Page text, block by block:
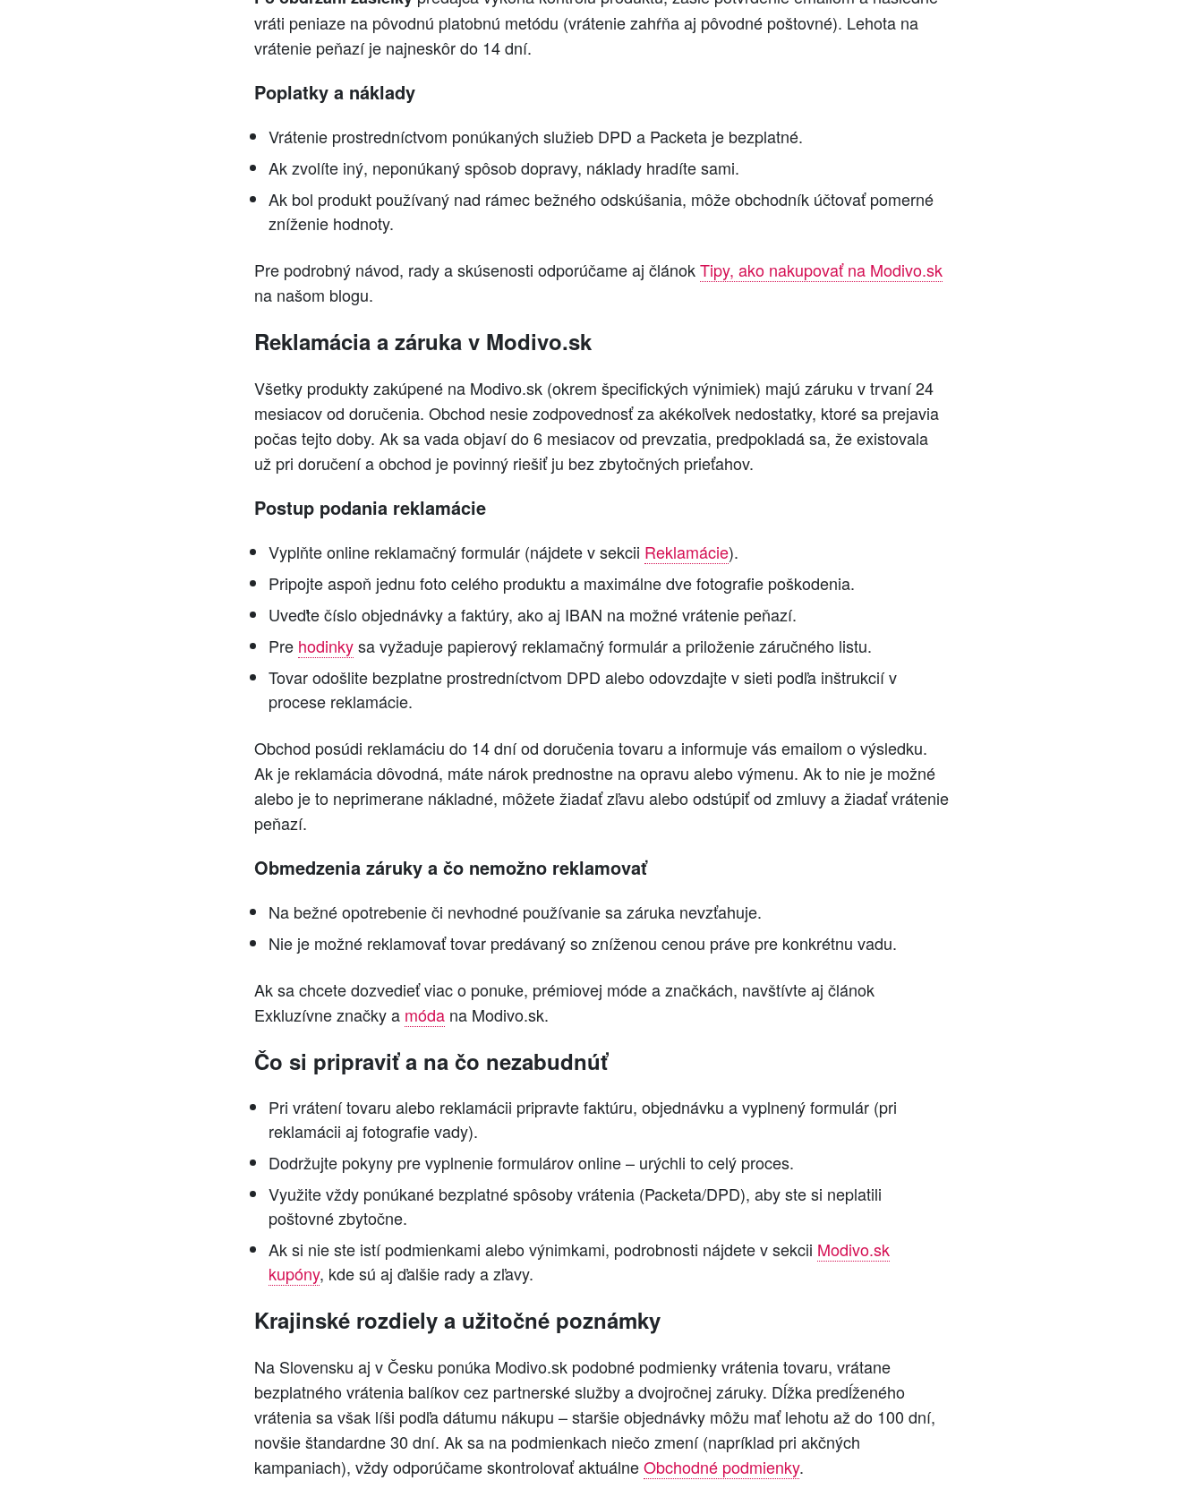
vráti peniaze na pôvodnú platobnú metódu (vrátenie zahŕňa aj pôvodné poštovné). Lehota na
vrátenie peňazí je najneskôr do 14 dní.
Poplatky a náklady
Vrátenie prostredníctvom ponúkaných služieb DPD a Packeta je bezplatné.
Ak zvolíte iný, neponúkaný spôsob dopravy, náklady hradíte sami.
Ak bol produkt používaný nad rámec bežného odskúšania, môže obchodník účtovať pomerné
zníženie hodnoty.
Pre podrobný návod, rady a skúsenosti odporúčame aj článokTipy, ako nakupovať na Modivo.sk
na našom blogu.
Reklamácia a záruka v Modivo.sk
Všetky produkty zakúpené na Modivo.sk (okrem špecifických výnimiek) majú záruku v trvaní 24
mesiacov od doručenia. Obchod nesie zodpovednosť za akékoľvek nedostatky, ktoré sa prejavia
počas tejto doby. Ak sa vada objaví do 6 mesiacov od prevzatia, predpokladá sa, že existovala
už pri doručení a obchod je povinný riešiť ju bez zbytočných prieťahov.
Postup podania reklamácie
Vyplňte online reklamačný formulár (nájdete v sekcii Reklamácie).
Pripojte aspoň jednu foto celého produktu a maximálne dve fotografie poškodenia.
Uveďte číslo objednávky a faktúry, ako aj IBAN na možné vrátenie peňazí.
Pre hodinkysa vyžaduje papierový reklamačný formulár a priloženie záručného listu.
Tovar odošlite bezplatne prostredníctvom DPD alebo odovzdajte v sieti podľa inštrukcií v
procese reklamácie.
Obchod posúdi reklamáciu do 14 dní od doručenia tovaru a informuje vás emailom o výsledku.
Ak je reklamácia dôvodná, máte nárok prednostne na opravu alebo výmenu. Ak to nie je možné
alebo je to neprimerane nákladné, môžete žiadať zľavu alebo odstúpiť od zmluvy a žiadať vrátenie
peňazí.
Obmedzenia záruky a čo nemožno reklamovať
Na bežné opotrebenie či nevhodné používanie sa záruka nevzťahuje.
Nie je možné reklamovať tovar predávaný so zníženou cenou práve pre konkrétnu vadu.
Ak sa chcete dozvedieť viac o ponuke, prémiovej móde a značkách, navštívte aj článok
Exkluzívne značky a móda na Modivo.sk.
Čo si pripraviť a na čo nezabudnúť
Pri vrátení tovaru alebo reklamácii pripravte faktúru, objednávku a vyplnený formulár (pri
reklamácii aj fotografie vady).
Dodržujte pokyny pre vyplnenie formulárov online – urýchli to celý proces.
Využite vždy ponúkané bezplatné spôsoby vrátenia (Packeta/DPD), aby ste si neplatili
poštovné zbytočne.
Ak si nie ste istí podmienkami alebo výnimkami, podrobnosti nájdete v sekcii Modivo.sk
kupóny, kde sú aj ďalšie rady a zľavy.
Krajinské rozdiely a užitočné poznámky
Na Slovensku aj v Česku ponúka Modivo.sk podobné podmienky vrátenia tovaru, vrátane
bezplatného vrátenia balíkov cez partnerské služby a dvojročnej záruky. Dĺžka predĺženého
vrátenia sa však líši podľa dátumu nákupu – staršie objednávky môžu mať lehotu až do 100 dní,
novšie štandardne 30 dní. Ak sa na podmienkach niečo zmení (napríklad pri akčných
kampaniach), vždy odporúčame skontrolovať aktuálneObchodné podmienky.